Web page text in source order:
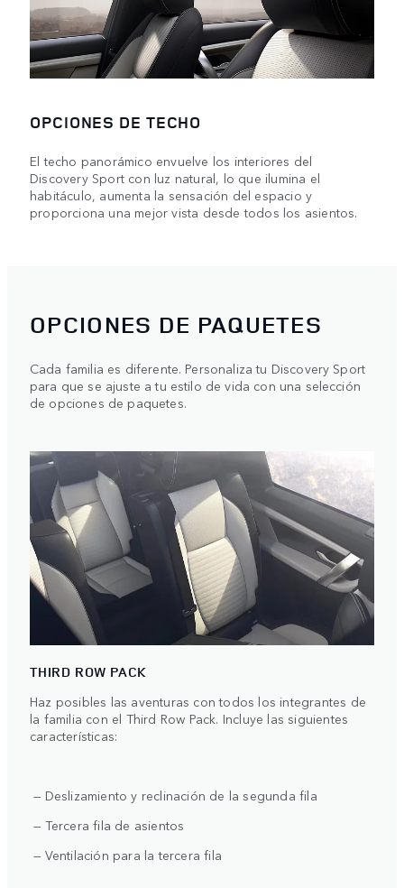
OPCIONES DE TECHO
El techo panorámico envuelve los interiores del
Discovery Sport con luz natural, lo que ilumina el
habitáculo, aumenta la sensación del espacio y
proporciona una mejor vista desde todos los asientos.
OPCIONES DE PAQUETES
Cada familia es diferente. Personaliza tu Discovery Sport
para que se ajuste a tu estilo de vida con una selección
de opciones de paquetes.
THIRD ROW PACK
Haz posibles las aventuras con todos los integrantes de
la familia con el Third Row Pack. Incluye las siguientes
características:
— Deslizamiento y reclinación de la segunda fila
— Tercera fila de asientos
— Ventilación para la tercera fila